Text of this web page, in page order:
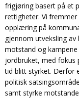
frigjøring basert på et
rettigheter. Vi
opplæring på
gjennom utveksling
motstand og
jordbruket, med fokus
tid blitt styrket. Derfor
politisk
samt styrke